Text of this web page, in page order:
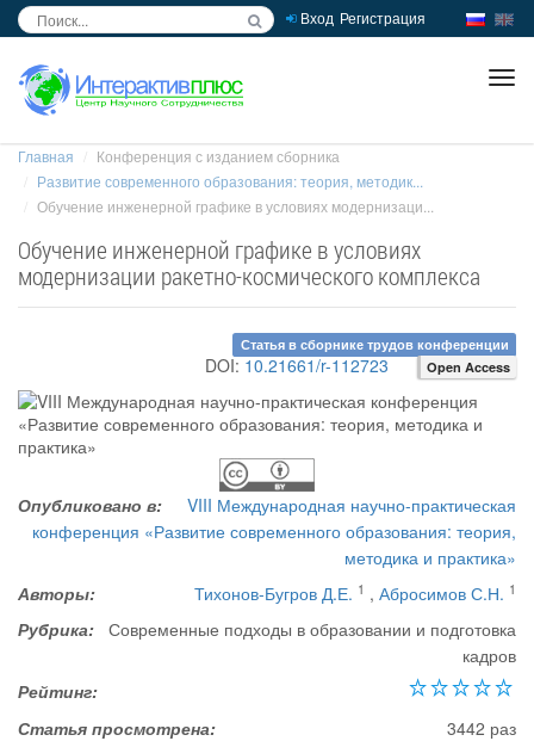
Вход Регистрация
Главная
Конференция с изданием сборника
Развитие современного образования: теория, методик...
Обучение инженерной графике в условиях модернизаци...
Обучение инженерной графике в условиях
модернизации ракетно-космического комплекса
Статья в сборнике трудов конференции
DOI: 10.21661/r-112723 Open Access
Опубликовано в:
VIII Международная научно-практическая
конференция «Развитие современного образования: теория,
методика и практика»
Авторы:
Тихонов-Бугров Д.Е. 1 , Абросимов С.Н. 1
Рубрика: Современные подходы в образовании и подготовка
кадров
Рейтинг:
Статья просмотрена:
3442 раз